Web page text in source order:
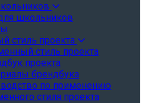
школьников
стиль проекта
стиль проекта
проекта
брендбука
по применению
стиля проекта